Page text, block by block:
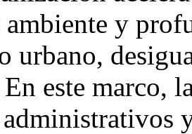
y
urbano,
este marco,